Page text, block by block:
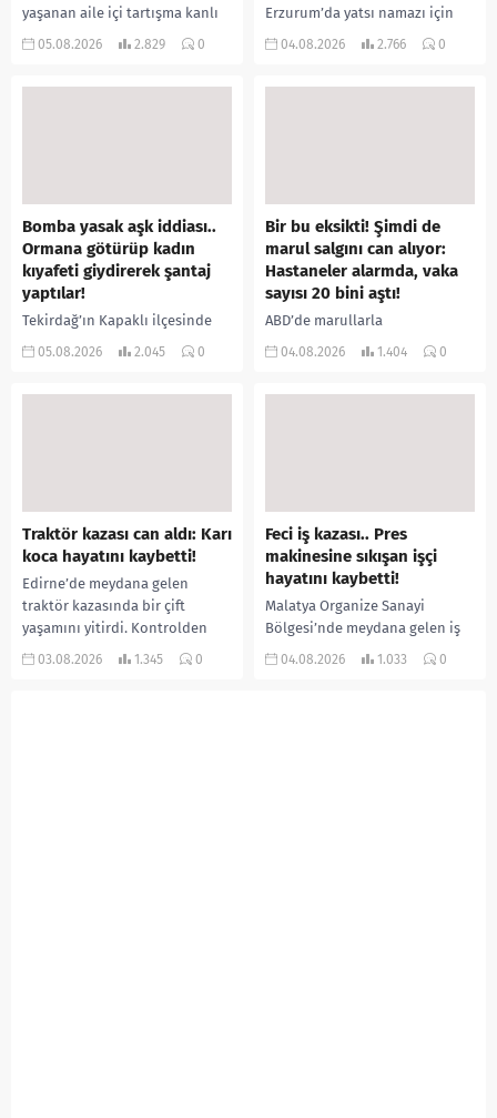
yaşanan aile içi tartışma kanlı
bitti. İddiaya göre, uzun süredir
05.08.2026 2.829 0
Erzurum’da yatsı namazı için
camiye gelen bir vatandaş,
04.08.2026 2.766 0
Bomba yasak aşk iddiası..
Ormana götürüp kadın
kıyafeti giydirerek şantaj
yaptılar!
Tekirdağ’ın Kapaklı ilçesinde
bir kişiyi, arkadaşının eşiyle
05.08.2026 2.045 0
Bir bu eksikti! Şimdi de
marul salgını can alıyor:
Hastaneler alarmda, vaka
sayısı 20 bini aştı!
ABD’de marullarla
ilişkilendirilen siklospora
04.08.2026 1.404 0
Traktör kazası can aldı: Karı
koca hayatını kaybetti!
Edirne’de meydana gelen
traktör kazasında bir çift
yaşamını yitirdi. Kontrolden
çıkarak devrilen traktörün
03.08.2026 1.345 0
Feci iş kazası.. Pres
makinesine sıkışan işçi
hayatını kaybetti!
Malatya Organize Sanayi
Bölgesi’nde meydana gelen iş
kazasında, pres makinesine
04.08.2026 1.033 0